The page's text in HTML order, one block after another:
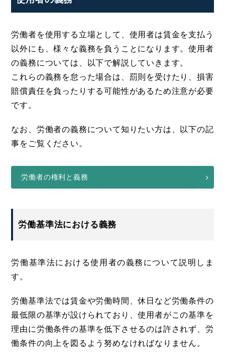
労働者を使用する立場として、使用者は賃金を支払う
以外にも、様々な義務を負うことになります。使用者
の義務については、以下で解説していきます。
これらの義務を怠った場合は、罰則を受けたり、損害
賠償責任を負ったりする可能性があるため注意が必要
です。
なお、労働者の義務について知りたい方は、以下の記
事をご覧ください。
労働者の権利と義務
労働基準法における義務
労働基準法における使用者の義務について説明しま
す。
労働基準法では賃金や労働時間、休日など労働条件の
最低限の基準が設けられており、使用者がこの基準を
理由に労働条件の基準を低下させるのは許されず、労
働条件の向上を図るよう努めなければなりません。